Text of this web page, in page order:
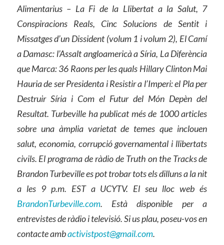
Alimentarius – La Fi de la Llibertat a la Salut, 7
Conspiracions Reals, Cinc Solucions de Sentit i
Missatges d’un Dissident (volum 1 i volum 2), El Camí
a Damasc: l’Assalt angloamericà a Síria, La Diferència
que Marca: 36 Raons per les quals Hillary Clinton Mai
Hauria de ser Presidenta i Resistir a l’Imperi: el Pla per
Destruir Síria i Com el Futur del Món Depèn del
Resultat. Turbeville ha publicat més de 1000 articles
sobre una àmplia varietat de temes que inclouen
salut, economia, corrupció governamental i llibertats
civils. El programa de ràdio de Truth on the Tracks de
Brandon Turbeville es pot trobar tots els dilluns a la nit
a les 9 p.m. EST a UCYTV. El seu lloc web és
BrandonTurbeville.com. Està disponible per a
entrevistes de ràdio i televisió. Si us plau, poseu-vos en
contacte ambactivistpost@gmail.com.